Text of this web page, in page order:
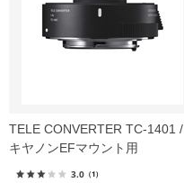
TELE CONVERTER TC-1401 /
キヤノンEFマウント用
3.0 （1）